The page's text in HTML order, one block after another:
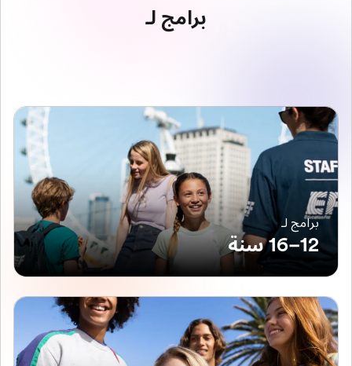
برامج لـ
برامج لـ
12–16 سنة